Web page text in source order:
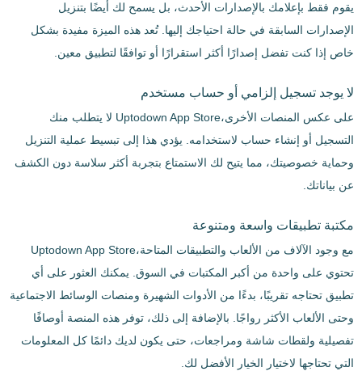
يقوم فقط بإعلامك بالإصدارات الأحدث، بل يسمح لك أيضًا بتنزيل
الإصدارات السابقة في حالة احتياجك إليها. تُعد هذه الميزة مفيدة بشكل
خاص إذا كنت تفضل إصدارًا أكثر استقرارًا أو توافقًا لتطبيق معين.
لا يوجد تسجيل إلزامي أو حساب مستخدم
على عكس المنصات الأخرى،Uptodown App Store لا يتطلب منك
التسجيل أو إنشاء حساب لاستخدامه. يؤدي هذا إلى تبسيط عملية التنزيل
وحماية خصوصيتك، مما يتيح لك الاستمتاع بتجربة أكثر سلاسة دون الكشف
عن بياناتك.
مكتبة تطبيقات واسعة ومتنوعة
مع وجود الآلاف من الألعاب والتطبيقات المتاحة،Uptodown App Store
تحتوي على واحدة من أكبر المكتبات في السوق. يمكنك العثور على أي
تطبيق تحتاجه تقريبًا، بدءًا من الأدوات الشهيرة ومنصات الوسائط الاجتماعية
وحتى الألعاب الأكثر رواجًا. بالإضافة إلى ذلك، توفر هذه المنصة أوصافًا
تفصيلية ولقطات شاشة ومراجعات، حتى يكون لديك دائمًا كل المعلومات
التي تحتاجها لاختيار الخيار الأفضل لك.